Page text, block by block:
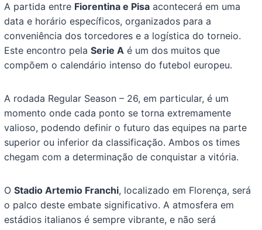
A partida entre Fiorentina e Pisa acontecerá em uma
data e horário específicos, organizados para a
conveniência dos torcedores e a logística do torneio.
Este encontro pelaSerie A é um dos muitos que
compõem o calendário intenso do futebol europeu.
A rodada Regular Season – 26, em particular, é um
momento onde cada ponto se torna extremamente
valioso, podendo definir o futuro das equipes na parte
superior ou inferior da classificação. Ambos os times
chegam com a determinação de conquistar a vitória.
OStadio Artemio Franchi, localizado em Florença, será
o palco deste embate significativo. A atmosfera em
estádios italianos é sempre vibrante, e não será